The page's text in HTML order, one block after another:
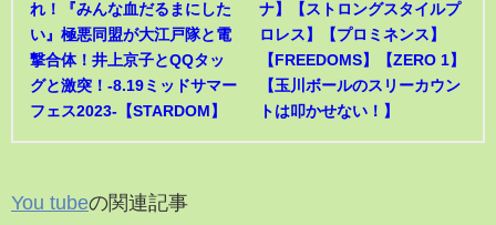
れ！『みんな血だるまにした
い』極悪同盟が大江戸隊と電
撃合体！井上京子とQQタッ
グと激突！-8.19ミッドサマー
フェス2023-【STARDOM】
ナ】【ストロングスタイルプ
ロレス】【プロミネンス】
【FREEDOMS】【ZERO 1】
【玉川ボールのスリーカウン
トは叩かせない！】
You tubeの関連記事